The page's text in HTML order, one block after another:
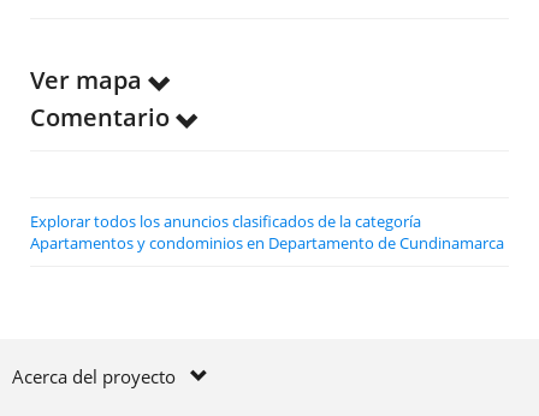
Ver mapa
Comentario
Explorar todos los anuncios clasificados de la categoría
Apartamentos y condominios en Departamento de Cundinamarca
Acerca del proyecto